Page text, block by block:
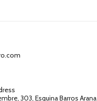
303, Esquina Barros Arana